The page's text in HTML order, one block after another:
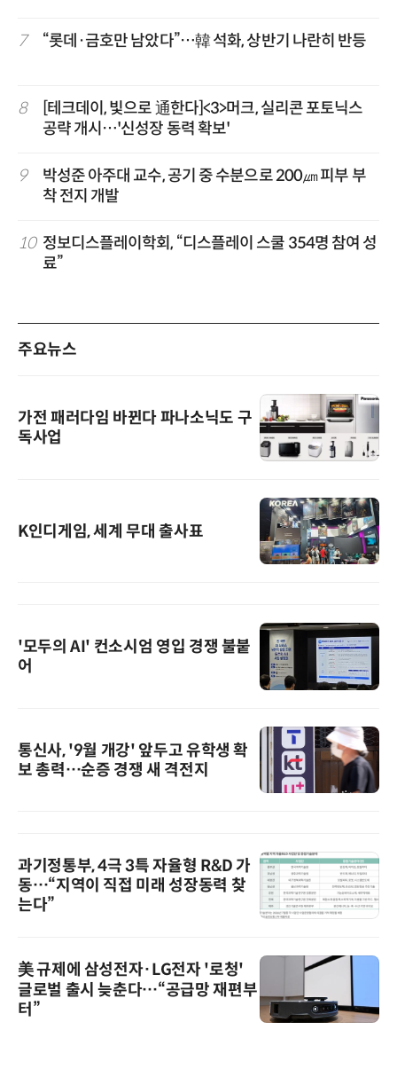
7 “롯데·금호만 남았다”…韓 석화, 상반기 나란히 반등
8
[테크데이, 빛으로 通한다]<3>머크, 실리콘 포토닉스
공략 개시…'신성장 동력 확보'
9
박성준 아주대 교수, 공기 중 수분으로 200㎛ 피부 부
착 전지 개발
10 정보디스플레이학회, “디스플레이 스쿨 354명 참여 성
료”
주요뉴스
가전 패러다임 바뀐다 파나소닉도 구
독사업
K인디게임, 세계 무대 출사표
'모두의 AI' 컨소시엄 영입 경쟁 불붙
어
통신사, '9월 개강' 앞두고 유학생 확
보 총력…순증 경쟁 새 격전지
과기정통부, 4극 3특 자율형 R&D 가
동…“지역이 직접 미래 성장동력 찾
는다”
美 규제에 삼성전자·LG전자 '로청'
글로벌 출시 늦춘다…“공급망 재편부
터”